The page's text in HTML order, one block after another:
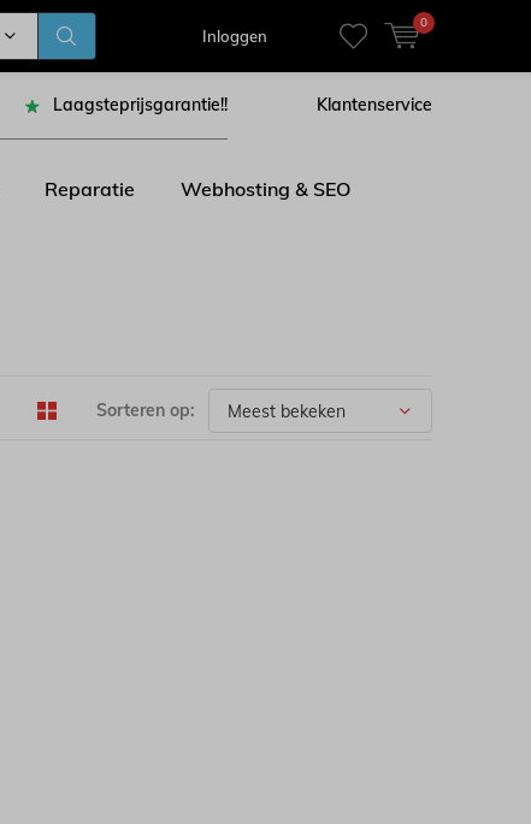
Inloggen
0
Laagsteprijsgarantie!! Klantenservice
Reparatie Webhosting & SEO
Sorteren op: